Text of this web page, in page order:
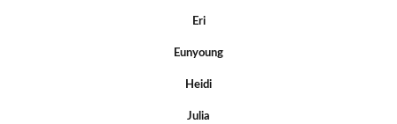
Eri
Eunyoung
Heidi
Julia